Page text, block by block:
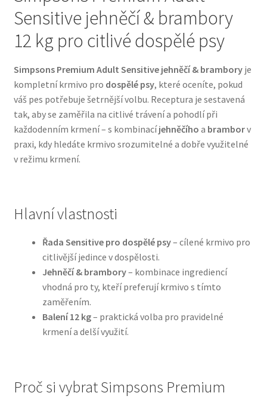
Bozita pro psy — Švédské krmivo s nordickou kvalitou
Granule pro psy
Natural Trainer pro psy — Italské krmivo s
přírodními složkami
Konzervy a kapsičky pro psy
N&D Farmina pro psy — Italské holistic krmivo
Oblečky pro psy
Pelíšky pro psy
Sensitive jehněčí & brambory
12 kg pro citlivé dospělé psy
Simpsons Premium Adult Sensitive jehněčí & bramboryje
kompletní krmivo pro dospělé psy, které oceníte, pokud
váš pes potřebuje šetrnější volbu. Receptura je sestavená
tak, aby se zaměřila na citlivé trávení a pohodlí při
každodenním krmení – s kombinacíjehněčího a bramborv
praxi, kdy hledáte krmivo srozumitelné a dobře využitelné
v režimu krmení.
Hlavní vlastnosti
Řada Sensitive pro dospělé psy– cílené krmivo pro
citlivější jedince v dospělosti.
Jehněčí & brambory– kombinace ingrediencí
vhodná pro ty, kteří preferují krmivo s tímto
zaměřením.
Balení 12 kg– praktická volba pro pravidelné
krmení a delší využití.
Proč si vybrat Simpsons Premium